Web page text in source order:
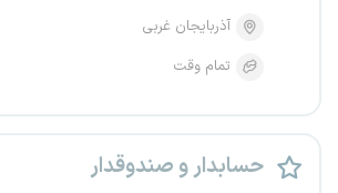
آذربایجان غربی
تمام وقت
حسابدار و صندوقدار